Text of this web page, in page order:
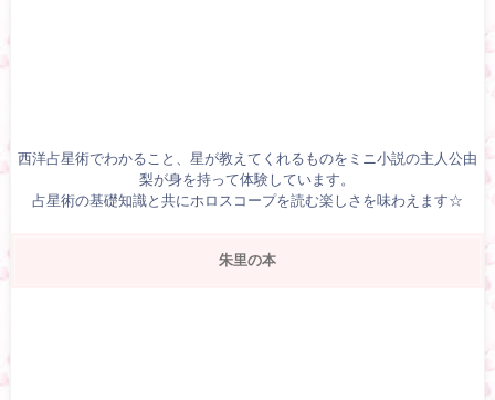
西洋占星術でわかること、星が教えてくれるものをミニ小説の主人公由
梨が身を持って体験しています。
占星術の基礎知識と共にホロスコープを読む楽しさを味わえます☆
朱里の本